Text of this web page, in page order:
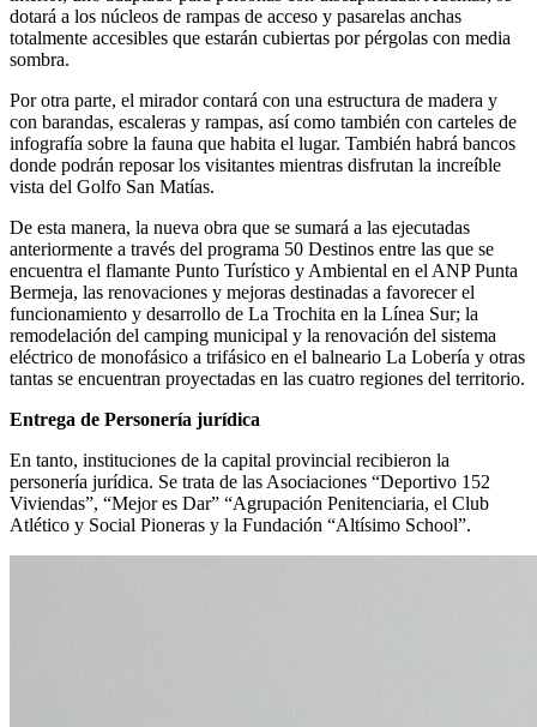
dotará a los núcleos de rampas de acceso y pasarelas anchas
totalmente accesibles que estarán cubiertas por pérgolas con media
sombra.
Por otra parte, el mirador contará con una estructura de madera y
con barandas, escaleras y rampas, así como también con carteles de
infografía sobre la fauna que habita el lugar. También habrá bancos
donde podrán reposar los visitantes mientras disfrutan la increíble
vista del Golfo San Matías.
De esta manera, la nueva obra que se sumará a las ejecutadas
anteriormente a través del programa 50 Destinos entre las que se
encuentra el flamante Punto Turístico y Ambiental en el ANP Punta
Bermeja, las renovaciones y mejoras destinadas a favorecer el
funcionamiento y desarrollo de La Trochita en la Línea Sur; la
remodelación del camping municipal y la renovación del sistema
eléctrico de monofásico a trifásico en el balneario La Lobería y otras
tantas se encuentran proyectadas en las cuatro regiones del territorio.
Entrega de Personería jurídica
En tanto, instituciones de la capital provincial recibieron la
personería jurídica. Se trata de las Asociaciones “Deportivo 152
Viviendas”, “Mejor es Dar” “Agrupación Penitenciaria, el Club
Atlético y Social Pioneras y la Fundación “Altísimo School”.